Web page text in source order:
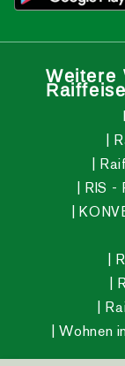
Weitere
RIS -
Wohnen